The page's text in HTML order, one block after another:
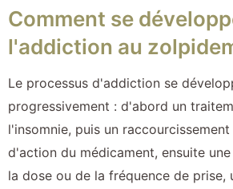
Comment se
l'addiction au
Le processus d'addiction se
progressivement : d'abord un
l'insomnie, puis un
d'action du médicament, ensuite
la dose ou de la fréquence de prise,